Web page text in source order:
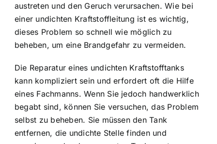
austreten und den Geruch verursachen. Wie bei
einer undichten Kraftstoffleitung ist es wichtig,
dieses Problem so schnell wie möglich zu
beheben, um eine Brandgefahr zu vermeiden.
Die Reparatur eines undichten Kraftstofftanks
kann kompliziert sein und erfordert oft die Hilfe
eines Fachmanns. Wenn Sie jedoch handwerklich
begabt sind, können Sie versuchen, das Problem
selbst zu beheben. Sie müssen den Tank
entfernen, die undichte Stelle finden und